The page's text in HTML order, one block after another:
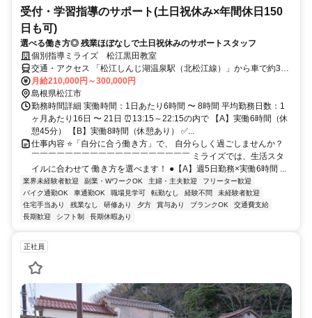
受付・学習指導のサポート(土日祝休み×年間休日150
日も可)
選べる働き方◎ 残業ほぼなしで土日祝休みのサポートスタッフ
個別指導ミライズ 松江黒田教室
交通・アクセス 「松江しんじ湖温泉駅（北松江線）」から車で約3
分、「松江駅（JR山陰本線）」から車で約10分 ★車通勤OK
月給210,000円～300,000円
島根県松江市
勤務時間詳細 実働時間：1日あたり6時間 〜 8時間 平均勤務日数：1
ヶ月あたり16日 〜 21日 ⏰13:15～22:15の内で 【A】実働6時間（休
憩45分） 【B】実働8時間（休憩あり） ✅...
仕事内容 ⭐「自分に合う働き方」で、 自分らしく過ごしませんか？
￣￣￣￣￣￣￣￣￣￣￣￣￣￣￣￣￣￣￣ ミライズでは、生活スタ
イルに合わせて 働き方を選べます！ ●【A】週5日勤務×実働6時間 ...
業界未経験者歓迎 副業・WワークOK 主婦・主夫歓迎
フリーター歓迎
バイク通勤OK
車通勤OK 職場見学可 転勤なし 経験不問
未経験者歓迎
住宅手当あり
残業なし 研修あり 夕方 賞与あり ブランクOK
交通費支給
長期歓迎
シフト制 長期休暇あり
正社員